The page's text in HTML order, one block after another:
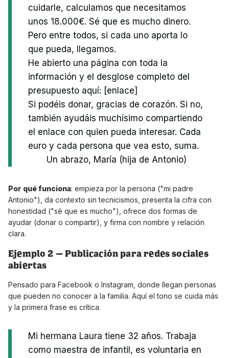
cuidarle, calculamos que necesitamos
unos 18.000€. Sé que es mucho dinero.
Pero entre todos, si cada uno aporta lo
que pueda, llegamos.
He abierto una página con toda la
información y el desglose completo del
presupuesto aquí: [enlace]
Si podéis donar, gracias de corazón. Si no,
también ayudáis muchísimo compartiendo
el enlace con quien pueda interesar. Cada
euro y cada persona que vea esto, suma.
Un abrazo, María (hija de Antonio)
Por qué funciona: empieza por la persona ("mi padre
Antonio"), da contexto sin tecnicismos, presenta la cifra con
honestidad ("sé que es mucho"), ofrece dos formas de
ayudar (donar o compartir), y firma con nombre y relación
clara.
Ejemplo 2 — Publicación para redes sociales
abiertas
Pensado para Facebook o Instagram, donde llegan personas
que pueden no conocer a la familia. Aquí el tono se cuida más
y la primera frase es crítica.
Mi hermana Laura tiene 32 años. Trabaja
como maestra de infantil, es voluntaria en